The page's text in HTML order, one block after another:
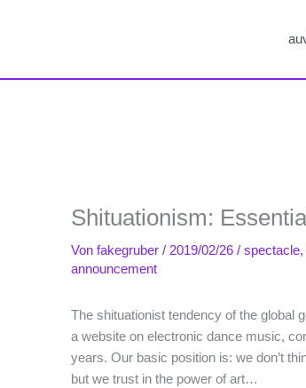
Shituationism:
Vonfakegruber/ 2019/02/26/spectacle
announcement
The shituationist tendency of the global
a website on electronic dance music,
years. Our basic position is: we don’t
but we trust in the power of art…